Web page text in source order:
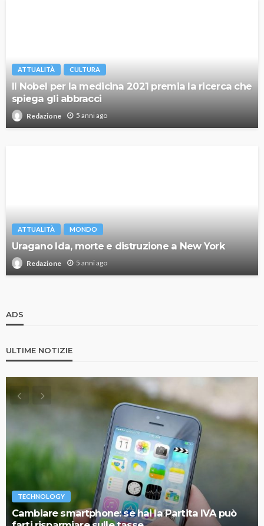
ATTUALITÀ CULTURA
Il Nobel per la medicina 2021 premia la ricerca che
spiega gli abbracci
Redazione 5 anni ago
ATTUALITÀ MONDO
Uragano Ida, morte e distruzione a New York
Redazione 5 anni ago
ADS
ULTIME NOTIZIE
TECHNOLOGY
Cambiare smartphone: se hai la Partita IVA può